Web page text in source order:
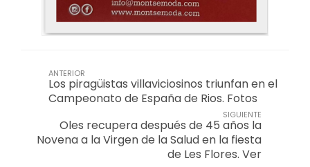
ANTERIOR
Los piragüistas villaviciosinos triunfan en el
Campeonato de España de Rios. Fotos
SIGUIENTE
Oles recupera después de 45 años la
Novena a la Virgen de la Salud en la fiesta
de Les Flores. Ver